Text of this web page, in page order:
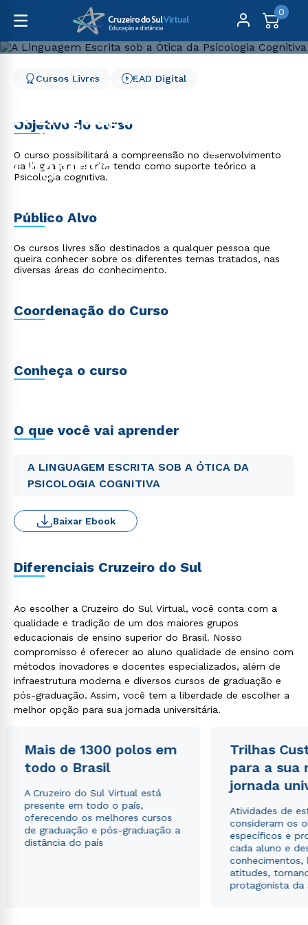
0
Cursos Livres
Educação
A Linguagem Escrita sob
a Ótica da Psicologia
Cognitiva
Cursos Livres EAD Digital
Objetivo do curso
O curso possibilitará a compreensão no desenvolvimento
da linguagem escrita tendo como suporte teórico a
Psicologia cognitiva.
Público Alvo
Os cursos livres são destinados a qualquer pessoa que
queira conhecer sobre os diferentes temas tratados, nas
diversas áreas do conhecimento.
Coordenação do Curso
Conheça o curso
O que você vai aprender
A LINGUAGEM ESCRITA SOB A ÓTICA DA
PSICOLOGIA COGNITIVA
Baixar Ebook
Diferenciais Cruzeiro do Sul
Ao escolher a Cruzeiro do Sul Virtual, você conta com a
qualidade e tradição de um dos maiores grupos
educacionais de ensino superior do Brasil. Nosso
compromisso é oferecer ao aluno qualidade de ensino com
métodos inovadores e docentes especializados, além de
infraestrutura moderna e diversos cursos de graduação e
pós-graduação. Assim, você tem a liberdade de escolher a
melhor opção para sua jornada universitária.
Mais de 1300 polos em
todo o Brasil
A Cruzeiro do Sul Virtual está
presente em todo o país,
oferecendo os melhores cursos
de graduação e pós-graduação a
distância do país
Trilhas
para a sua
jornada
Atividades de
consideram os
específicos e
cada aluno e
conhecimentos,
atitudes,
protagonista da